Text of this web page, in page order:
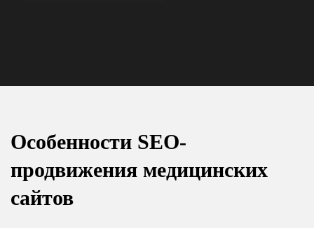
Особенности SEO-
продвижения медицинских
сайтов